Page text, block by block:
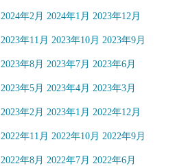
2024年2月 2024年1月 2023年12月
2023年11月 2023年10月 2023年9月
2023年8月 2023年7月 2023年6月
2023年5月 2023年4月 2023年3月
2023年2月 2023年1月 2022年12月
2022年11月 2022年10月 2022年9月
2022年8月 2022年7月 2022年6月